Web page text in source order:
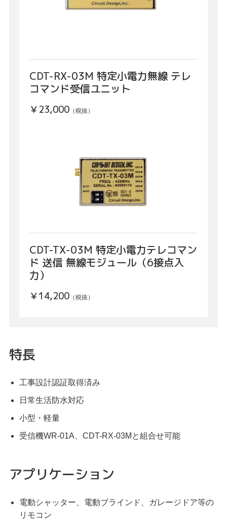
CDT-RX-03M 特定小電力無線 テレ
コマンド受信ユニット
￥23,000（税抜）
CDT-TX-03M 特定小電力テレコマン
ド 送信 無線モジュール（6接点入
力）
￥14,200（税抜）
特長
工事設計認証取得済み
日常生活防水対応
小型・軽量
受信機WR-01A、CDT-RX-03Mと組合せ可能
アプリケーション
電動シャッター、電動ブラインド、ガレージドア等の
リモコン